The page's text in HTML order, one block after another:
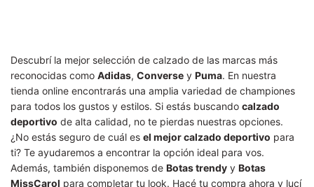
Descubrí la mejor selección de calzado de las marcas más
reconocidas como Adidas, Converse y Puma. En nuestra
tienda online encontrarás una amplia variedad de championes
para todos los gustos y estilos. Si estás buscando calzado
deportivo de alta calidad, no te pierdas nuestras opciones.
¿No estás seguro de cuál es el mejor calzado deportivo para
ti? Te ayudaremos a encontrar la opción ideal para vos.
Además, también disponemos de Botas trendy y Botas
MissCarol para completar tu look. Hacé tu compra ahora y lucí